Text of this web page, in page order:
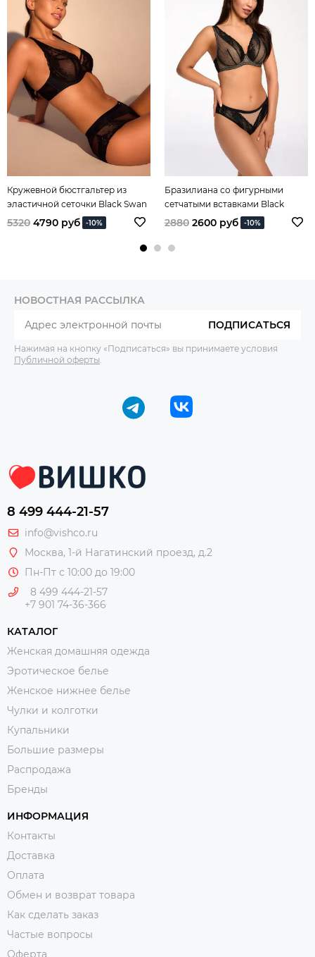
Кружевной бюстгальтер из
эластичной сеточки Black Swan
5320 4790 руб -10%
Бразилиана со фигурными
сетчатыми вставками Black
Swan
2880 2600 руб -10%
НОВОСТНАЯ РАССЫЛКА
ПОДПИСАТЬСЯ
Нажимая на кнопку «Подписаться» вы принимаете условия
Публичной оферты
8 499 444-21-57
info@vishco.ru
Москва, 1-й Нагатинский проезд, д.2
Пн-Пт с 10:00 до 19:00
8 499 444-21-57
+7 901 74-36-366
КАТАЛОГ
Женская домашняя одежда
Эротическое белье
Женское нижнее белье
Чулки и колготки
Купальники
Большие размеры
Распродажа
Бренды
ИНФОРМАЦИЯ
Контакты
Доставка
Оплата
Обмен и возврат товара
Как сделать заказ
Частые вопросы
Оферта